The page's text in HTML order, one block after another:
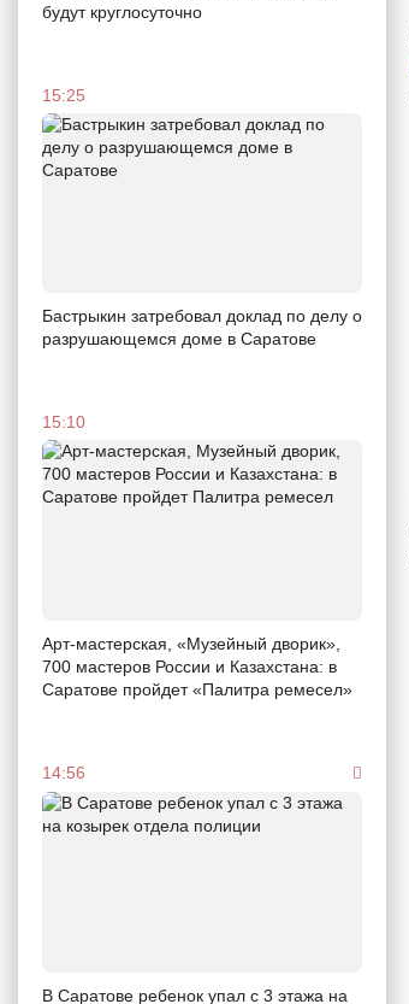
будут круглосуточно
15:25
Бастрыкин затребовал доклад по делу о
разрушающемся доме в Саратове
15:10
Арт-мастерская, «Музейный дворик»,
700 мастеров России и Казахстана: в
Саратове пройдет «Палитра ремесел»
14:56
В Саратове ребенок упал с 3 этажа на